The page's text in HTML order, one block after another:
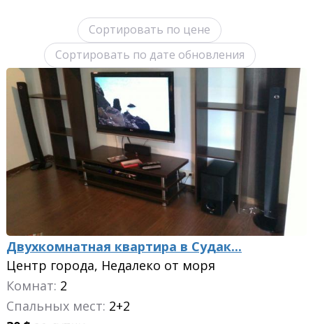
Сортировать по цене
Сортировать по дате обновления
Двухкомнатная квартира в Судак...
Центр города, Недалеко от моря
Комнат: 2
Спальных мест: 2+2